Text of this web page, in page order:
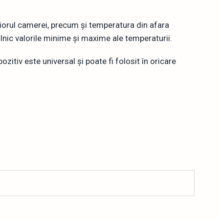
camerei, precum și temperatura din afara
valorile minime și maxime ale temperaturii.
este universal și poate fi folosit în oricare